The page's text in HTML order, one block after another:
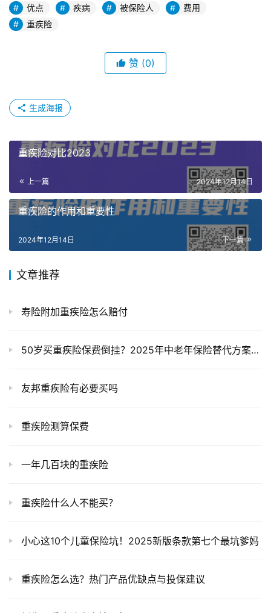
优点 疾病 被保险人
费用
重疾险
赞 (0)
生成海报
重疾险对比2023
上一篇 2024年12月14日
重疾险的作用和重要性
下一篇
2024年12月14日
文章推荐
寿险附加重疾险怎么赔付
50岁买重疾险保费倒挂？2025年中老年保险替代方案全解析
友邦重疾险有必要买吗
重疾险测算保费
一年几百块的重疾险
重疾险什么人不能买？
‌小心这10个儿童保险坑！2025新版条款第七个最坑爹妈‌
重疾险怎么选？热门产品优缺点与投保建议